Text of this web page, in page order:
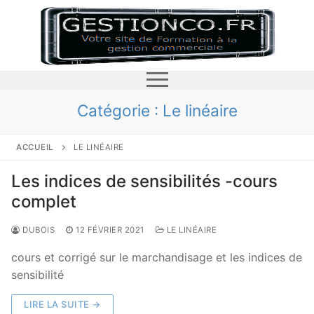
contenu
Les règles générales pour l’affichage des prix
L’affichage d’une réduction de prix
Comment fixer un prix?
le stock
Les mouvements de stock
Catégorie : Le linéaire
ACCUEIL LE LINÉAIRE
Les indices de sensibilités -cours
complet
DUBOIS 12 FÉVRIER 2021 LE LINÉAIRE
cours et corrigé sur le marchandisage et les indices de
sensibilité
LIRE LA SUITE →